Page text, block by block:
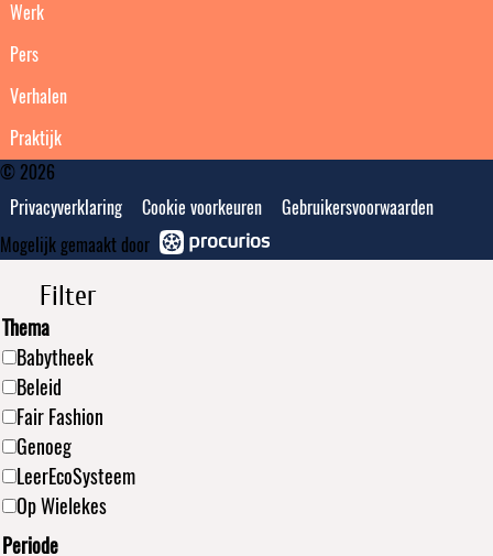
Werk
Pers
Verhalen
Praktijk
© 2026
Privacyverklaring
Cookie voorkeuren
Gebruikersvoorwaarden
Mogelijk gemaakt door
Filter
Thema
Babytheek
Beleid
Fair Fashion
Genoeg
LeerEcoSysteem
Op Wielekes
Periode